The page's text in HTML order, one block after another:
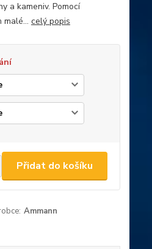
a kameniv. Pomocí
malé... celý popis
Přidat do košíku
Ammann